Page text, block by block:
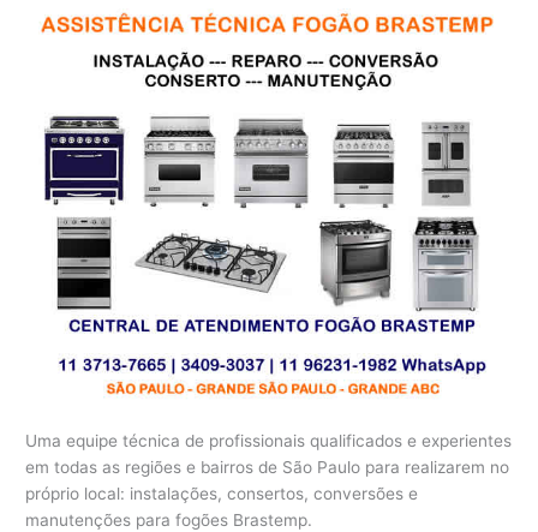
Uma equipe técnica de profissionais qualificados e experientes
em todas as regiões e bairros de São Paulo para realizarem no
próprio local: instalações, consertos, conversões e
manutenções para fogões Brastemp.